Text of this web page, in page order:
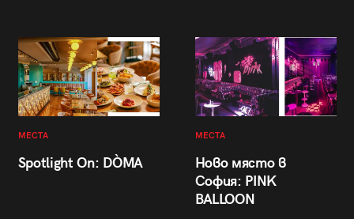
МЕСТА
Spotlight On: DÒMA
МЕСТА
Ново място в
София: PINK
BALLOON